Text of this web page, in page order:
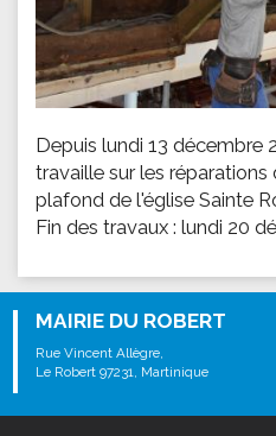
Depuis lundi 13 décembre
travaille sur les
plafond de l'église Sainte
Fin des travaux : lundi 20
MAIRIE DU ROBERT
Rue Vincent Allègre,
Le Robert 97231, Martinique